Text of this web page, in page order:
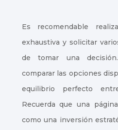
Es recomendable
exhaustiva y solicitar
de tomar una
comparar las opciones
equilibrio perfecto
Recuerda que una
como una inversión